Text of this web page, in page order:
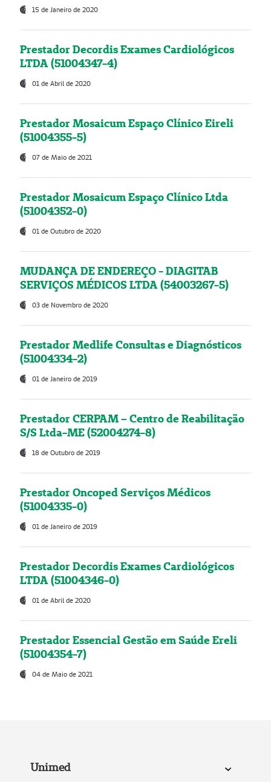
15 de Janeiro de 2020
Prestador Decordis Exames Cardiológicos
LTDA (51004347-4)
01 de Abril de 2020
Prestador Mosaicum Espaço Clínico Eireli
(51004355-5)
07 de Maio de 2021
Prestador Mosaicum Espaço Clínico Ltda
(51004352-0)
01 de Outubro de 2020
MUDANÇA DE ENDEREÇO - DIAGITAB
SERVIÇOS MÉDICOS LTDA (54003267-5)
03 de Novembro de 2020
Prestador Medlife Consultas e Diagnósticos
(51004334-2)
01 de Janeiro de 2019
Prestador CERPAM – Centro de Reabilitação
S/S Ltda-ME (52004274-8)
18 de Outubro de 2019
Prestador Oncoped Serviços Médicos
(51004335-0)
01 de Janeiro de 2019
Prestador Decordis Exames Cardiológicos
LTDA (51004346-0)
01 de Abril de 2020
Prestador Essencial Gestão em Saúde Ereli
(51004354-7)
04 de Maio de 2021
Unimed